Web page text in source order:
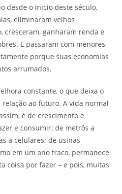
desde o inicio deste século.
eliminaram velhos
cresceram, ganharam renda e
E passaram com menores
porque suas economias
arrumados.
constante, o que deixa o
ao futuro. A vida normal
é de crescimento e
e consumir: de metrôs a
a celulares; de usinas
em um ano fraco, permanece
coisa por fazer – e pois, muitas